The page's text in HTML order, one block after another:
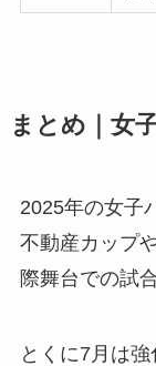
まとめ｜女
2025年の女子
不動産カップ
際舞台での試
とくに7月は